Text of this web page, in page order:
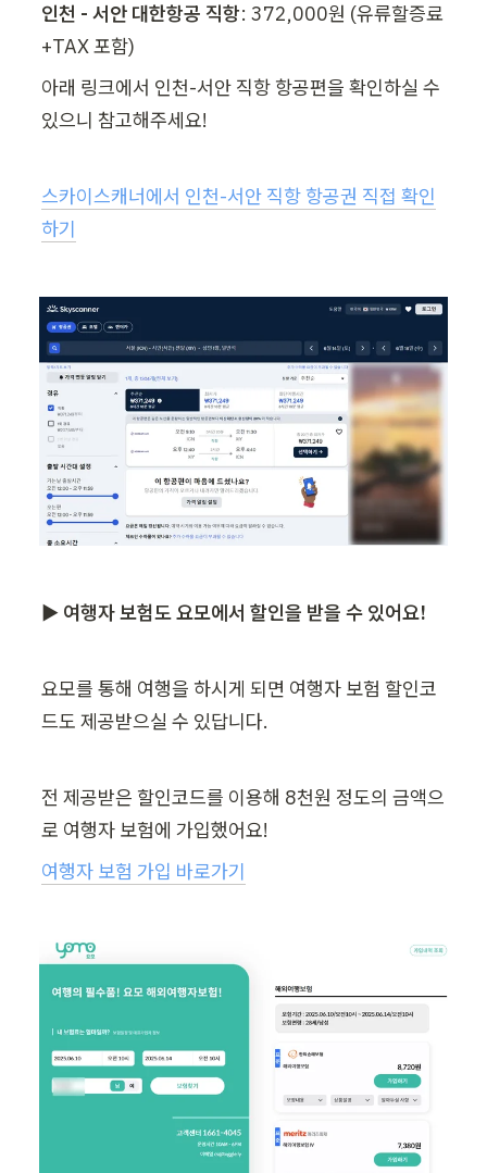
인천 - 서안 대한항공 직항: 372,000원 (유류할증료
+TAX 포함)
아래 링크에서 인천-서안 직항 항공편을 확인하실 수
있으니 참고해주세요!
스카이스캐너에서 인천-서안 직항 항공권 직접 확인
하기
▶ 여행자 보험도 요모에서 할인을 받을 수 있어요!
요모를 통해 여행을 하시게 되면 여행자 보험 할인코
드도 제공받으실 수 있답니다.
전 제공받은 할인코드를 이용해 8천원 정도의 금액으
로 여행자 보험에 가입했어요!
여행자 보험 가입 바로가기